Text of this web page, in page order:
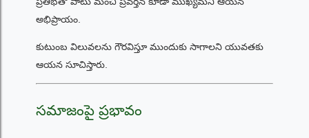
అభిప్రాయం.
కుటుంబ విలువలను గౌరవిస్తూ ముందుకు సాగాలని యువతకు
ఆయన సూచిస్తారు.
సమాజంపై ప్రభావం